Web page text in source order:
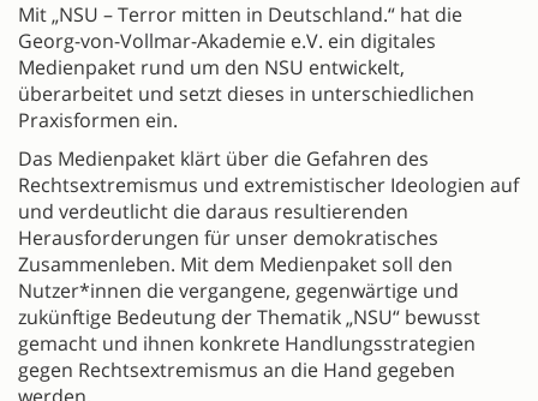
Mit „NSU – Terror mitten in Deutschland.“ hat die
Georg-von-Vollmar-Akademie e.V. ein digitales
Medienpaket rund um den NSU entwickelt,
überarbeitet und setzt dieses in unterschiedlichen
Praxisformen ein.
Das Medienpaket klärt über die Gefahren des
Rechtsextremismus und extremistischer Ideologien auf
und verdeutlicht die daraus resultierenden
Herausforderungen für unser demokratisches
Zusammenleben. Mit dem Medienpaket soll den
Nutzer*innen die vergangene, gegenwärtige und
zukünftige Bedeutung der Thematik „NSU“ bewusst
gemacht und ihnen konkrete Handlungsstrategien
gegen Rechtsextremismus an die Hand gegeben